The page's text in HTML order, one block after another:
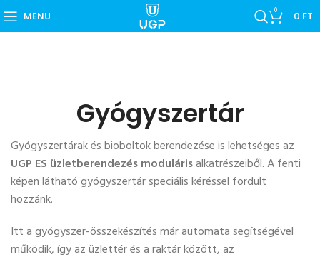
MENU 0 0 FT
Gyógyszertár
Gyógyszertárak és bioboltok berendezése is lehetséges az
UGP ES üzletberendezés modulárisalkatrészeiből. A fenti
képen látható gyógyszertár speciális kéréssel fordult
hozzánk.
Itt a gyógyszer-összekészítés már automata segítségével
működik, így az üzlettér és a raktár között, az